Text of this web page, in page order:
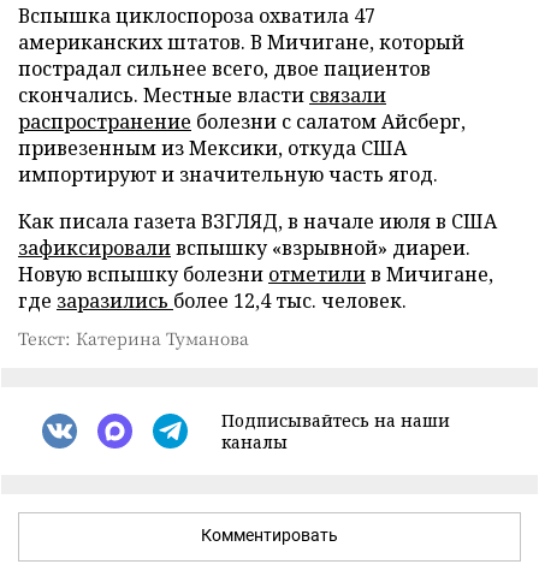
Вспышка циклоспороза охватила 47
американских штатов. В Мичигане, который
пострадал сильнее всего, двое пациентов
скончались. Местные власти связали
распространение болезни с салатом Айсберг,
привезенным из Мексики, откуда США
импортируют и значительную часть ягод.
Как писала газета ВЗГЛЯД, в начале июля в США
зафиксироваливспышку «взрывной» диареи.
Новую вспышку болезни отметилив Мичигане,
где заразились более 12,4 тыс. человек.
Текст: Катерина Туманова
Подписывайтесь на наши
каналы
Комментировать